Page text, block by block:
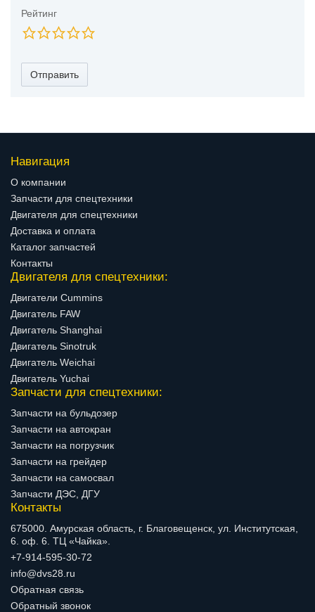
Рейтинг
Отправить
Навигация
О компании
Запчасти для спецтехники
Двигателя для спецтехники
Доставка и оплата
Каталог запчастей
Контакты
Двигателя для спецтехники:
Двигатели Cummins
Двигатель FAW
Двигатель Shanghai
Двигатель Sinotruk
Двигатель Weichai
Двигатель Yuchai
Запчасти для спецтехники:
Запчасти на бульдозер
Запчасти на автокран
Запчасти на погрузчик
Запчасти на грейдер
Запчасти на самосвал
Запчасти ДЭС, ДГУ
Контакты
675000. Амурская область, г. Благовещенск, ул. Институтская,
6. оф. 6. ТЦ «Чайка».
+7-914-595-30-72
info@dvs28.ru
Обратная связь
Обратный звонок